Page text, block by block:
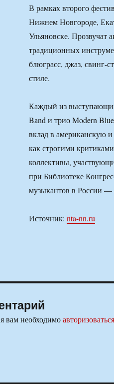
В рамках второго
Нижнем Новгороде,
Ульяновске. Прозвучат
традиционных
блюграсс, джаз, свинг-
стиле.
Каждый из
Band и трио Modern
вклад в американскую
как строгими
коллективы,
при Библиотеке
музыкантов в России —
Источник: nta-nn.ru
вам необходимоавторизоваться